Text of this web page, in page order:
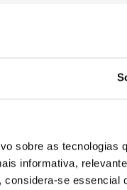
sobre as tecnologias
informativa,
se essencial
promoveu no dia 04
que reuniu, em
Sector Eléctrico
países enfrentam
adoptadas para o
(MIBEL) e a